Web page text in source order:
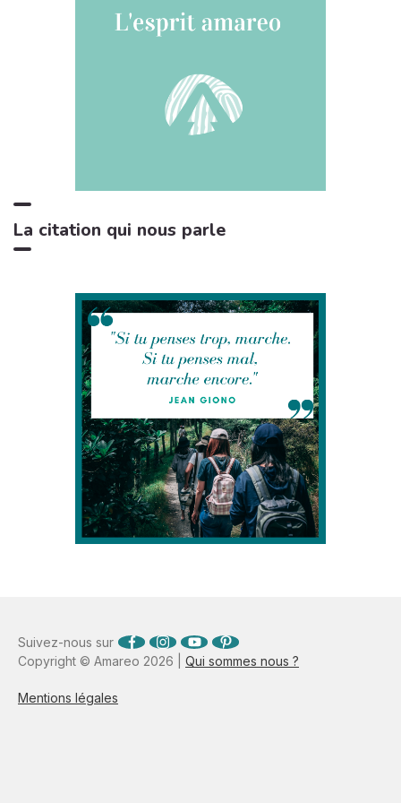
La citation qui nous parle
Copyright © Amareo 2026 | Qui sommes nous ?
Mentions légales
Suivez-nous sur